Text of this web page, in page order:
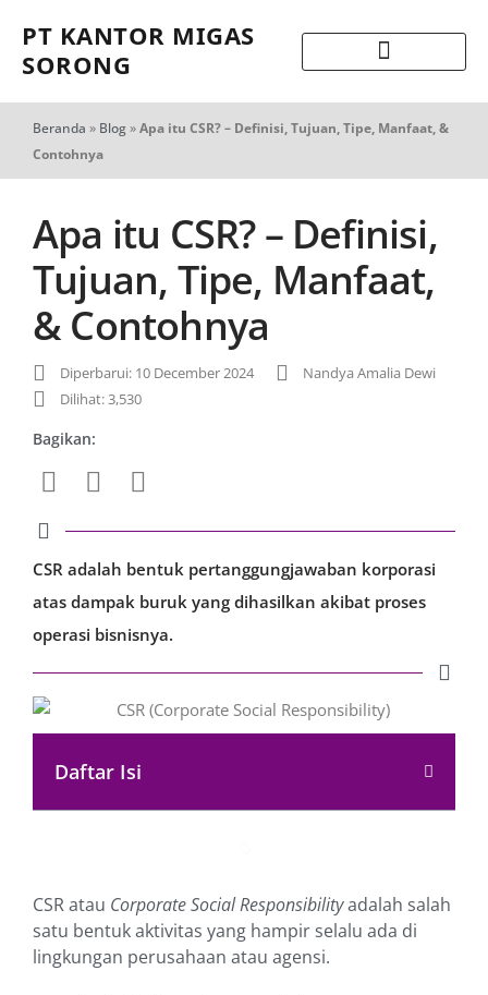
PT KANTOR MIGAS
SORONG
Beranda » Blog»Apa itu CSR? – Definisi, Tujuan, Tipe, Manfaat, &
Contohnya
Apa itu CSR? – Definisi,
Tujuan, Tipe, Manfaat,
& Contohnya
Diperbarui: 10 December 2024
Nandya Amalia Dewi
Dilihat: 3,530
Bagikan:
CSR adalah bentuk pertanggungjawaban korporasi
atas dampak buruk yang dihasilkan akibat proses
operasi bisnisnya.
Daftar Isi
CSR atau Corporate Social Responsibilityadalah salah
satu bentuk aktivitas yang hampir selalu ada di
lingkungan perusahaan atau agensi.